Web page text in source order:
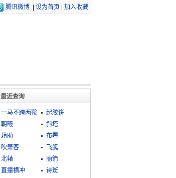
腾讯微博 设为首页 加入收藏
最近查询
一马不跨两鞍
起胶饼
朝曦
斜塔
藉助
布署
吹箫客
飞艇
北辕
丽箭
直撞横冲
诗斑